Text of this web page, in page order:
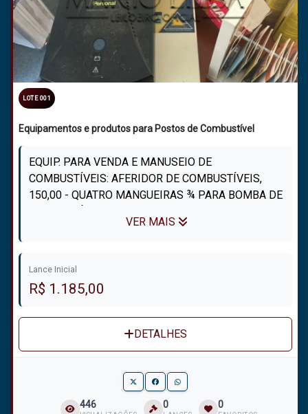
LOTE 001
Equipamentos e produtos para Postos de Combustível
EQUIP. PARA VENDA E MANUSEIO DE
COMBUSTÍVEIS: AFERIDOR DE COMBUSTÍVEIS,
150,00 - QUATRO MANGUEIRAS ¾ PARA BOMBA DE
COMPRESSOR DE AR, 50,00 - ...
VER MAIS
Lance Inicial
R$ 1.185,00
DETALHES
446 0 0